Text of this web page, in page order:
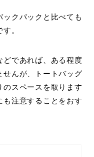
クパックと比べても
。
どであれば、ある程度
せんが、トートバッグ
のスペースを取ります
注意することをおす